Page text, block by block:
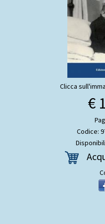
Clicca
€
Codice: